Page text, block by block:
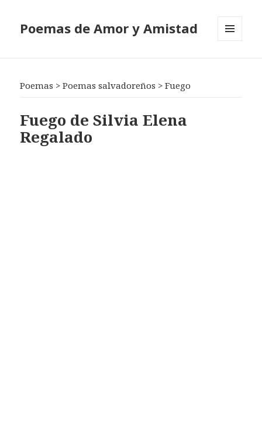
Poemas de Amor y Amistad
Poemas >Poemas salvadoreños >Fuego
Fuego de Silvia Elena
Regalado